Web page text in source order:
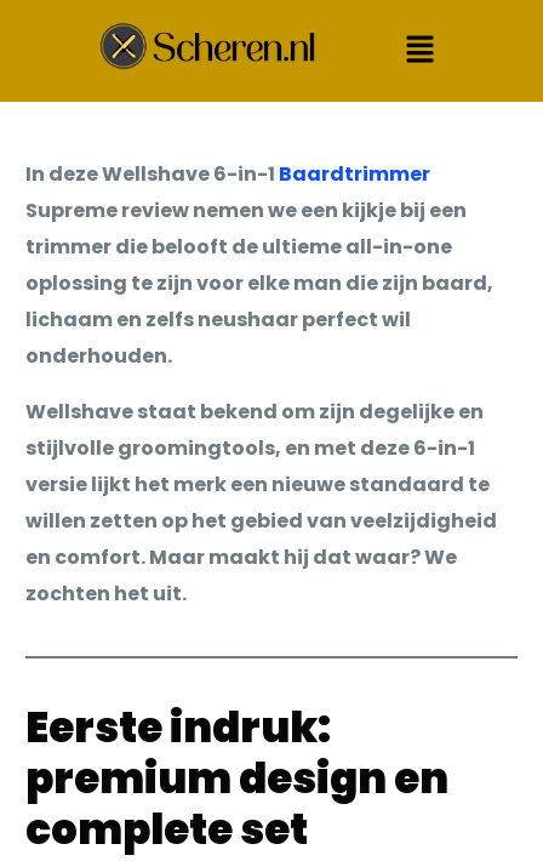
In deze Wellshave 6-in-1 Baardtrimmer
Supreme review nemen we een kijkje bij een
trimmer die belooft de ultieme all-in-one
oplossing te zijn voor elke man die zijn baard,
lichaam en zelfs neushaar perfect wil
onderhouden.
Wellshave staat bekend om zijn degelijke en
stijlvolle groomingtools, en met deze 6-in-1
versie lijkt het merk een nieuwe standaard te
willen zetten op het gebied van veelzijdigheid
en comfort. Maar maakt hij dat waar? We
zochten het uit.
Eerste indruk:
premium design en
complete set